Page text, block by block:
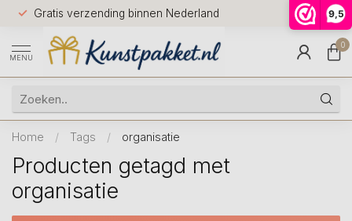
9,5
Gratis verzending binnen Nederland
Voor
huis
9.5
MENU
0
Home / Tags / organisatie
Producten getagd met
organisatie